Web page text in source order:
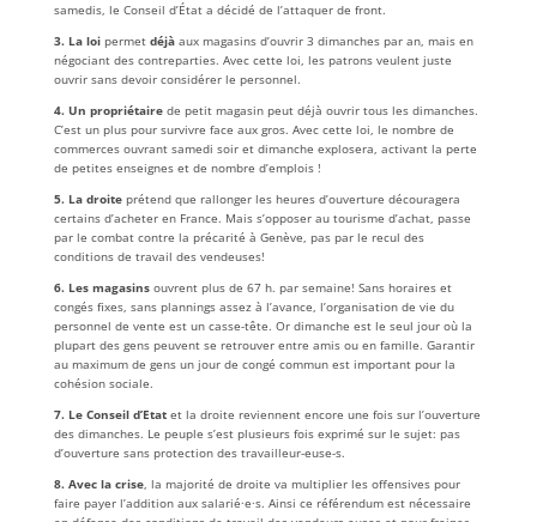
samedis, le Conseil d’État a décidé de l’attaquer de front.
3. La loipermet déjà aux magasins d’ouvrir 3 dimanches par an, mais en
négociant des contreparties. Avec cette loi, les patrons veulent juste
ouvrir sans devoir considérer le personnel.
4. Un propriétaire de petit magasin peut déjà ouvrir tous les dimanches.
C’est un plus pour survivre face aux gros. Avec cette loi, le nombre de
commerces ouvrant samedi soir et dimanche explosera, activant la perte
de petites enseignes et de nombre d’emplois !
5. La droite prétend que rallonger les heures d’ouverture découragera
certains d’acheter en France. Mais s’opposer au tourisme d’achat, passe
par le combat contre la précarité à Genève, pas par le recul des
conditions de travail des vendeuses!
6. Les magasins ouvrent plus de 67 h. par semaine! Sans horaires et
congés fixes, sans plannings assez à l’avance, l’organisation de vie du
personnel de vente est un casse-tête. Or dimanche est le seul jour où la
plupart des gens peuvent se retrouver entre amis ou en famille. Garantir
au maximum de gens un jour de congé commun est important pour la
cohésion sociale.
7. Le Conseil d’Etat et la droite reviennent encore une fois sur l’ouverture
des dimanches. Le peuple s’est plusieurs fois exprimé sur le sujet: pas
d’ouverture sans protection des travailleur-euse-s.
8. Avec la crise, la majorité de droite va multiplier les offensives pour
faire payer l’addition aux salarié·e·s. Ainsi ce référendum est nécessaire